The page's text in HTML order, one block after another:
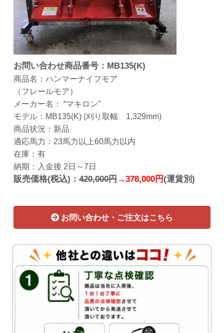
お問い合わせ商品番号：MB135(K)
商品名：ハンマーナイフモア
（フレールモア）
メーカー名： “マキロン”
モデル：MB135(K) (刈り取幅 1,329mm)
商品状況：新品
適応馬力：23馬力以上60馬力以内
在庫：有
納期：入金後 2日～7日
販売価格(税込)： 420,000円→378,000円 (運賃別)
お問い合わせ・ご注文はこちら